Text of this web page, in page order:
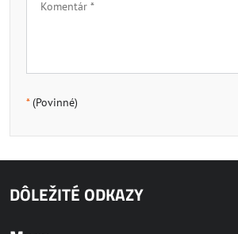
*(Povinné)
DÔLEŽITÉ ODKAZY